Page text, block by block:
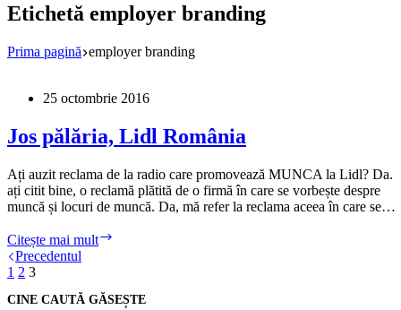
Etichetă employer branding
Prima pagină employer branding
25 octombrie 2016
Jos pălăria, Lidl România
Ați auzit reclama de la radio care promovează MUNCA la Lidl? Da.
ați citit bine, o reclamă plătită de o firmă în care se vorbește despre
muncă și locuri de muncă. Da, mă refer la reclama aceea în care se…
Citește mai mult
Precedentul
1 2 3
CINE CAUTĂ GĂSEȘTE